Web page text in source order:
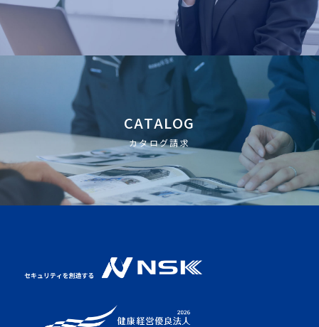
CATALOG
カタログ請求